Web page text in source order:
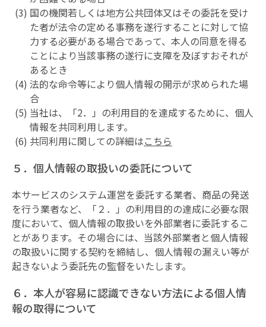
国の機関若しくは地方公共団体又はその委託を受け
た者が法令の定める事務を遂行することに対して協
力する必要がある場合であって、本人の同意を得る
ことにより当該事務の遂行に支障を及ぼすおそれが
あるとき
法的な命令等により個人情報の開示が求められた場
合
当社は、「2．」の利用目的を達成するために、個人
情報を共同利用します。
共同利用に関しての詳細はこちら
５．個人情報の取扱いの委託について
本サービスのシステム運営を委託する業者、商品の発送
を行う業者など、「２．」の利用目的の達成に必要な限
度において、個人情報の取扱いを外部業者に委託するこ
とがあります。その場合には、当該外部業者と個人情報
の取扱いに関する契約を締結し、個人情報の漏えい等が
起きないよう委託先の監督をいたします。
６．本人が容易に認識できない方法による個人情
報の取得について